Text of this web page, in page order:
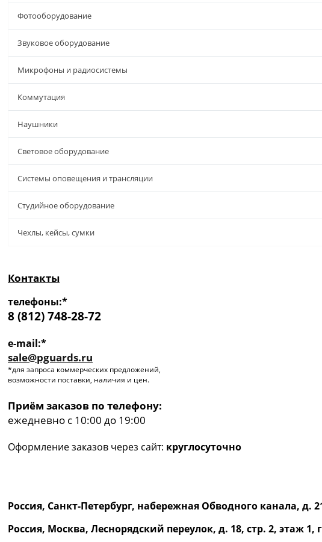
Фотооборудование
Звуковое оборудование
Микрофоны и радиосистемы
Коммутация
Наушники
Световое оборудование
Системы оповещения и трансляции
Студийное оборудование
Чехлы, кейсы, сумки
Контакты
телефоны:*
8 (812) 748-28-72
e-mail:*
sale@pguards.ru
*для запроса коммерческих предложений,
возможности поставки, наличия и цен.
Приём заказов по телефону:
ежедневно с 10:00 до 19:00
Оформление заказов через сайт: круглосуточно
Россия, Санкт-Петербург, набережная Обводного канала, д.
Россия, Москва, Леснорядский переулок, д. 18, стр. 2,